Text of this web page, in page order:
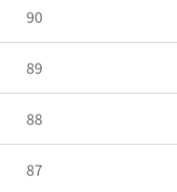
90
89
88
87